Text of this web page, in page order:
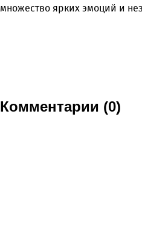
множество ярких эмоций и
Комментарии (0)